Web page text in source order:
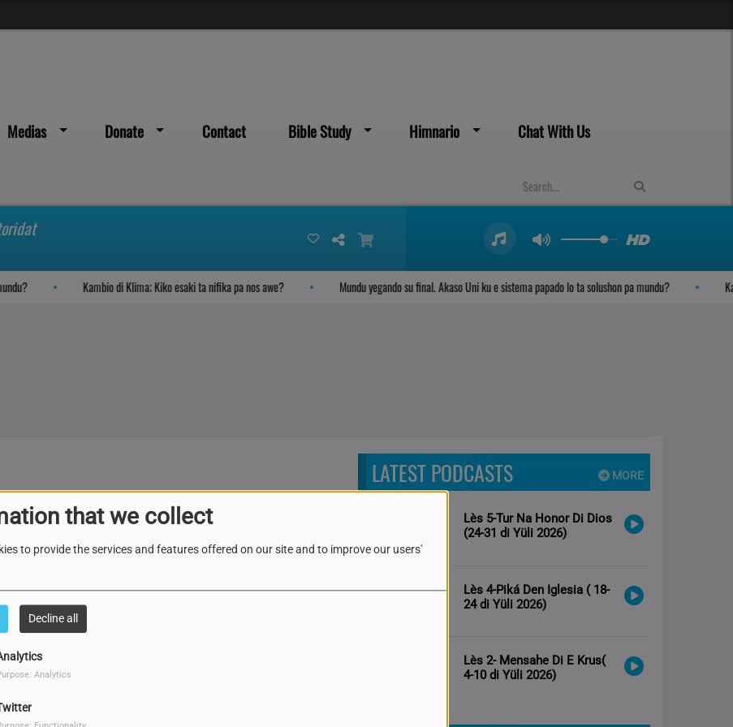
that we collect
to provide the services and features offered on our site and to improve our users'
Decline all
Analytics
Medias Donate Contact Bible Study Himnario Chat With Us
Kambio di Klima; Kiko esaki ta nifika pa nos awe? Mundu yegando su final. Akaso Uni ku e sistema papado lo ta solushon pa mundu?
MORE
LATEST PODCASTS
Lès 5-Tur Na Honor Di Dios
(24-31 di Yüli 2026)
Lès 4-Piká Den Iglesia ( 18-
24 di Yüli 2026)
Lès 2- Mensahe Di E Krus(
4-10 di Yüli 2026)